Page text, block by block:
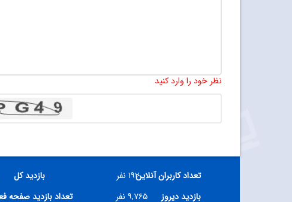
نظر خود را وارد کنید
تعداد کاربران آنلاین۱۹۲ نفر بازدید کل
بازدید دیروز
۹,۷۶۵ نفر تعداد بازدید صفحه